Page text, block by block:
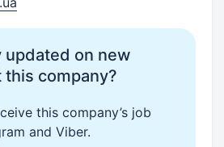
updated on new
this company?
this company’s job
and Viber.